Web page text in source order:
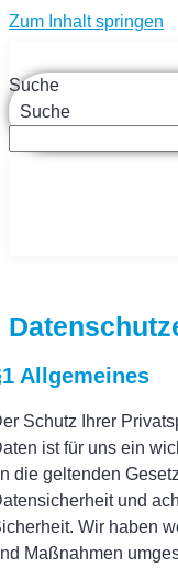
Zum Inhalt springen
Suche
Suche
Allgemeines
Schutz Ihrer
ist für uns ein
die geltenden
und
Wir haben
Maßnahmen